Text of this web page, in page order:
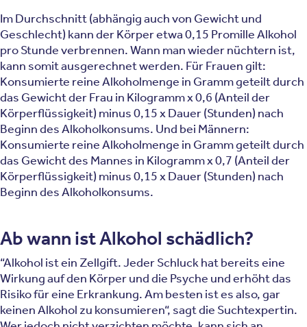
Im Durchschnitt (abhängig auch von Gewicht und
Geschlecht) kann der Körper etwa 0,15 Promille Alkohol
pro Stunde verbrennen. Wann man wieder nüchtern ist,
kann somit ausgerechnet werden. Für Frauen gilt:
Konsumierte reine Alkoholmenge in Gramm geteilt durch
das Gewicht der Frau in Kilogramm x 0,6 (Anteil der
Körperflüssigkeit) minus 0,15 x Dauer (Stunden) nach
Beginn des Alkoholkonsums. Und bei Männern:
Konsumierte reine Alkoholmenge in Gramm geteilt durch
das Gewicht des Mannes in Kilogramm x 0,7 (Anteil der
Körperflüssigkeit) minus 0,15 x Dauer (Stunden) nach
Beginn des Alkoholkonsums.
Ab wann ist Alkohol schädlich?
“Alkohol ist ein Zellgift. Jeder Schluck hat bereits eine
Wirkung auf den Körper und die Psyche und erhöht das
Risiko für eine Erkrankung. Am besten ist es also, gar
keinen Alkohol zu konsumieren“, sagt die Suchtexpertin.